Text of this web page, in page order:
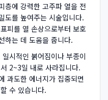
층에 강력한 고주파 열을 전
도를 높여주는 시술입니다.
피를 열 손상으로부터 보호
하는 데 도움을 줍니다.
시적인 붉어짐이나 부종이
2~3일 내로 사라집니다.
과도한 에너지가 집중되면
수 있습니다.